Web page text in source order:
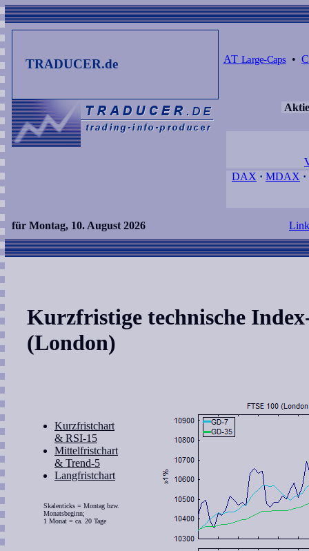
TRADUCER.de AT Large-Caps•
DAX · MDAX ·
für Montag, 10. August 2026
Kurzfristige technische
(London)
Kurzfristchart
& RSI-15
Mittelfristchart
& Trend-5
Langfristchart
Skalenticks = Montag bzw.
Monatsbeginn;
1 Monat = ca. 20 Tage